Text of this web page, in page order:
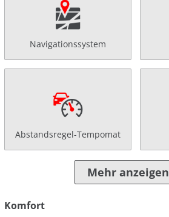
Navigationssystem
Abstandsregel-Tempomat
Mehr anzeigen
Komfort